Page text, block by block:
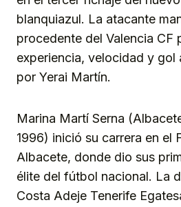
blanquiazul. La atacante
procedente del Valencia CF
experiencia, velocidad y gol
por Yerai Martín.
Marina Martí Serna
1996) inició su carrera en el
Albacete, donde dio sus
élite del fútbol nacional. La
Costa Adeje Tenerife